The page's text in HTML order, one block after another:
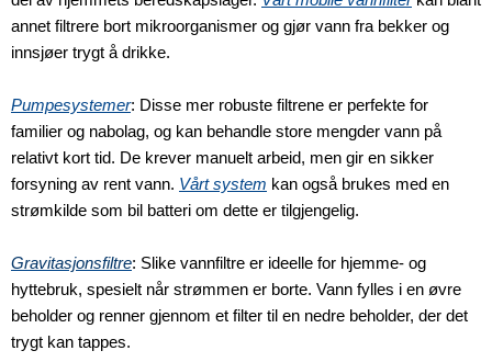
annet filtrere bort mikroorganismer og gjør vann fra bekker og
innsjøer trygt å drikke.
Pumpesystemer: Disse mer robuste filtrene er perfekte for
familier og nabolag, og kan behandle store mengder vann på
relativt kort tid. De krever manuelt arbeid, men gir en sikker
forsyning av rent vann. Vårt system kan også brukes med en
strømkilde som bil batteri om dette er tilgjengelig.
Gravitasjonsfiltre: Slike vannfiltre er ideelle for hjemme- og
hyttebruk, spesielt når strømmen er borte. Vann fylles i en øvre
beholder og renner gjennom et filter til en nedre beholder, der det
trygt kan tappes.